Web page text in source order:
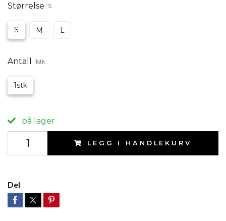
Størrelse S
S M L
Antall 1stk
1stk
på lager
LEGG I HANDLEKURV
Del